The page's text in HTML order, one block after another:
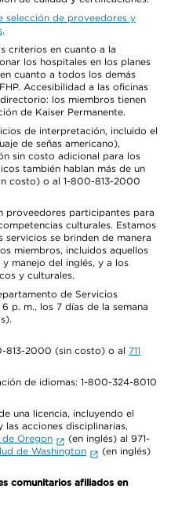
selección de proveedores y
.
criterios en cuanto a la
los hospitales en los planes
cuanto a todos los demás
Accesibilidad a las oficinas
los miembros tienen
de Kaiser Permanente.
de interpretación, incluido el
de señas americano),
sin costo adicional para los
también hablan más de un
costo) o al 1-800-813-2000
proveedores participantes para
culturales. Estamos
se brinden de manera
miembros, incluidos aquellos
manejo del inglés, y a los
y culturales.
de Servicios
p. m., los 7 días de la semana
813-2000 (sin costo) o al 711
de idiomas: 1-800-324-8010
una licencia, incluyendo el
acciones disciplinarias,
Oregon
(en inglés) al 971-
de Washington
(en inglés)
comunitarios afiliados en